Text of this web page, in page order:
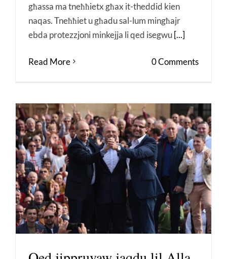
għassa ma tneħħietx għax it-theddid kien
naqas. Tneħħiet u għadu sal-lum mingħajr
ebda protezzjoni minkejja li qed isegwu[...]
Read More 0 Comments